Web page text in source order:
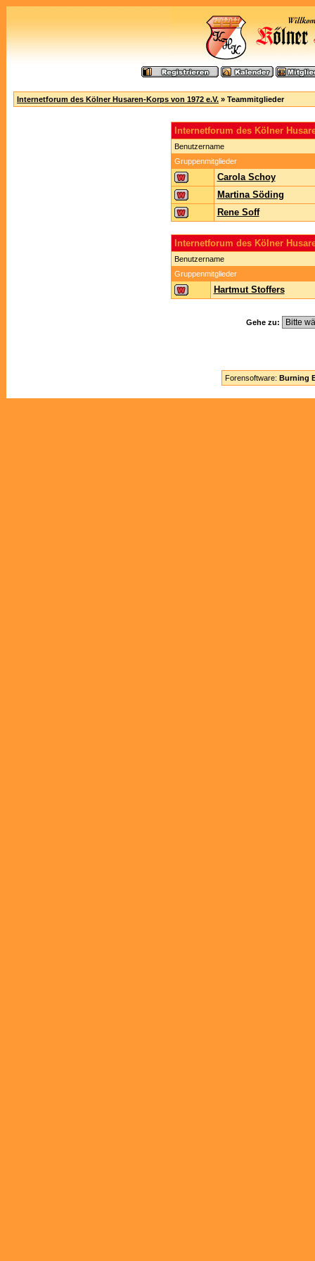
Internetforum des Kölner Husaren-Korps von 1972 e.V. » Teammitglieder
Internetforum des Kölner
Benutzername
Gruppenmitglieder
Carola Schoy
Martina Söding
Rene Soff
Internetforum des Kölner
Benutzername
Gruppenmitglieder
Hartmut Stoffers
Gehe zu:
Forensoftware: Burning